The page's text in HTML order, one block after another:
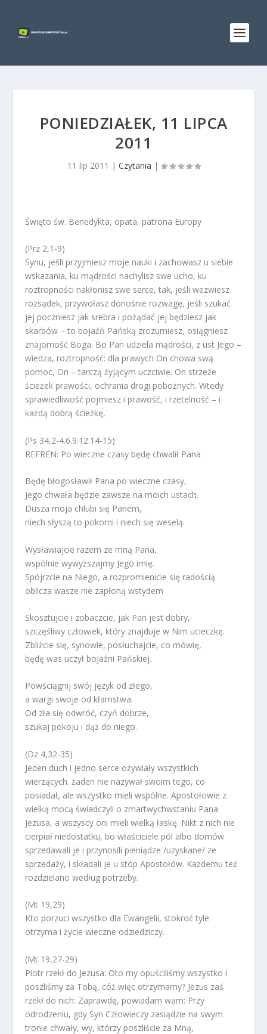
PONIEDZIAŁEK, 11 LIPCA
2011
11 lip 2011 | Czytania |
Święto św. Benedykta, opata, patrona Europy
(Prz 2,1-9)
Synu, jeśli przyjmiesz moje nauki i zachowasz u siebie
wskazania, ku mądrości nachylisz swe ucho, ku
roztropności nakłonisz swe serce, tak, jeśli wezwiesz
rozsądek, przywołasz donośnie rozwagę, jeśli szukać
jej poczniesz jak srebra i pożądać jej będziesz jak
skarbów – to bojaźń Pańską zrozumiesz, osiągniesz
znajomość Boga. Bo Pan udziela mądrości, z ust Jego –
wiedza, roztropność: dla prawych On chowa swą
pomoc, On – tarczą żyjącym uczciwie. On strzeże
ścieżek prawości, ochrania drogi pobożnych. Wtedy
sprawiedliwość pojmiesz i prawość, i rzetelność – i
każdą dobrą ścieżkę,
(Ps 34,2-4.6.9.12.14-15)
REFREN: Po wieczne czasy będę chwalił Pana
Będę błogosławił Pana po wieczne czasy,
Jego chwała będzie zawsze na moich ustach.
Dusza moja chlubi się Panem,
niech słyszą to pokorni i niech się weselą.
Wysławiajcie razem ze mną Pana,
wspólnie wywyższajmy Jego imię.
Spójrzcie na Niego, a rozpromienicie się radością
oblicza wasze nie zapłoną wstydem
Skosztujcie i zobaczcie, jak Pan jest dobry,
szczęśliwy człowiek, który znajduje w Nim ucieczkę.
Zbliżcie się, synowie, posłuchajcie, co mówię,
będę was uczył bojaźni Pańskiej.
Powściągnij swój język od złego,
a wargi swoje od kłamstwa.
Od zła się odwróć, czyń dobrze,
szukaj pokoju i dąż do niego.
(Dz 4,32-35)
Jeden duch i jedno serce ożywiały wszystkich
wierzących. żaden nie nazywał swoim tego, co
posiadał, ale wszystko mieli wspólne. Apostołowie z
wielką mocą świadczyli o zmartwychwstaniu Pana
Jezusa, a wszyscy oni mieli wielką łaskę. Nikt z nich nie
cierpiał niedostatku, bo właściciele pól albo domów
sprzedawali je i przynosili pieniądze /uzyskane/ ze
sprzedaży, i składali je u stóp Apostołów. Każdemu też
rozdzielano według potrzeby.
(Mt 19,29)
Kto porzuci wszystko dla Ewangelii, stokroć tyle
otrzyma i życie wieczne odziedziczy.
(Mt 19,27-29)
Piotr rzekł do Jezusa: Oto my opuściliśmy wszystko i
poszliśmy za Tobą, cóż więc otrzymamy? Jezus zaś
rzekł do nich: Zaprawdę, powiadam wam: Przy
odrodzeniu, gdy Syn Człowieczy zasiądzie na swym
tronie chwały, wy, którzy poszliście za Mną,